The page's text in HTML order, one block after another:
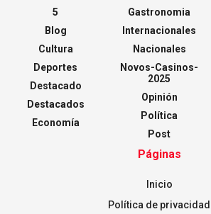
5
Blog
Cultura
Deportes
Destacado
Destacados
Economía
Gastronomia
Internacionales
Nacionales
Novos-Casinos-
2025
Opinión
Política
Post
Páginas
Inicio
Política de privacidad